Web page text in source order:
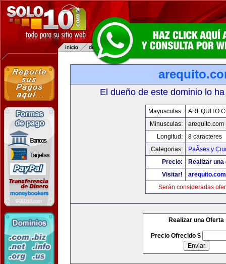
El dueño de este dominio lo
Mayusculas:
Minusculas:
arequito.com
Longitud:
8 caracteres
Categorias:
PaÃ­ses y
Precio:
Realizar
Visitar!
arequito.com
Serán consideradas
Realizar una Oferta
Precio Ofrecido $